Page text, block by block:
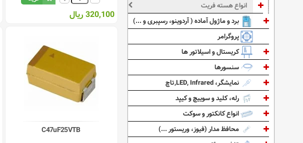
320,100 ریال
C47uF25VTB
انواع هسته فریت
برد و ماژول آماده ( آردوینو، رسپبری و ...)
پروگرامر
کریستال و اسیلاتور ها
سنسورها
نمایشگر، LED, Infrared,تاچ
رله، کلید و سوییچ و کیپد
انواع کانکتور و سوکت
محافظ مدار (فیوز، وریستور ...)